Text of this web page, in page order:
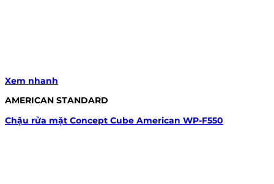
Xem nhanh
AMERICAN STANDARD
Chậu rửa mặt Concept Cube American WP-F550